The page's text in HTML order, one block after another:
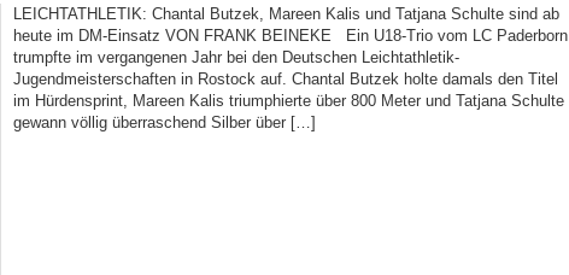
LEICHTATHLETIK: Chantal Butzek, Mareen Kalis und Tatjana Schulte sind ab
heute im DM-Einsatz VON FRANK BEINEKE Ein U18-Trio vom LC Paderborn
trumpfte im vergangenen Jahr bei den Deutschen Leichtathletik-
Jugendmeisterschaften in Rostock auf. Chantal Butzek holte damals den Titel
im Hürdensprint, Mareen Kalis triumphierte über 800 Meter und Tatjana Schulte
gewann völlig überraschend Silber über […]